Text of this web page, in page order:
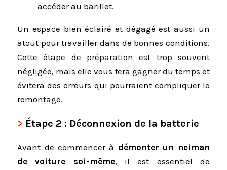
accéder au barillet.
Un espace bien éclairé et dégagé est aussi un
atout pour travailler dans de bonnes conditions.
Cette étape de préparation est trop souvent
négligée, mais elle vous fera gagner du temps et
évitera des erreurs qui pourraient compliquer le
remontage.
Étape 2 : Déconnexion de la batterie
Avant de commencer à démonter un neiman
de voiture soi-même, il est essentiel de